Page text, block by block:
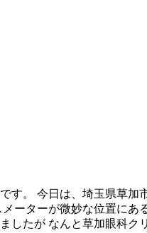
す。 今日は、埼玉県草
ーターが微妙な位置に
したが なんと草加眼科